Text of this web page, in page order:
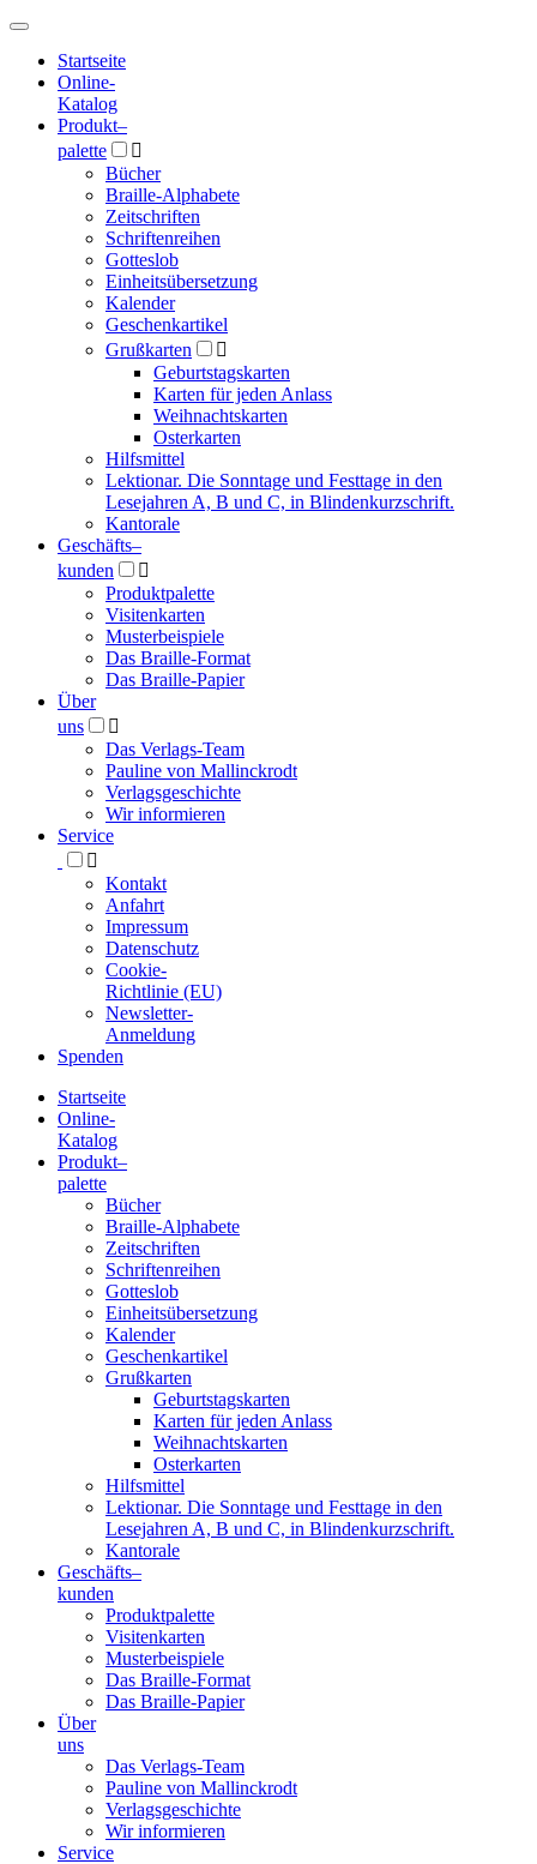
Hauptmenü
Hauptmenü
Startseite
Online-
Katalog
Produkt–
palette

Bücher
Braille-Alphabete
Zeitschriften
Schriftenreihen
Gotteslob
Einheitsübersetzung
Kalender
Geschenkartikel
Grußkarten

Geburtstagskarten
Karten für jeden Anlass
Weihnachtskarten
Osterkarten
Hilfsmittel
Lektionar. Die Sonntage und Festtage in den
Lesejahren A, B und C, in Blindenkurzschrift.
Kantorale
Geschäfts­–
kunden

Produktpalette
Visitenkarten
Musterbeispiele
Das Braille-Format
Das Braille-Papier
Über
uns

Das Verlags-Team
Pauline von Mallinckrodt
Verlagsgeschichte
Wir informieren
Service

Kontakt
Anfahrt
Impressum
Datenschutz
Cookie-
Richtlinie (EU)
Newsletter-
Anmeldung
Spenden
Blindenschrift-
Verlag
Druckerei
gGmbH
Startseite
Online-
Katalog
Produkt–
palette
Bücher
Braille-Alphabete
Zeitschriften
Schriftenreihen
Gotteslob
Einheitsübersetzung
Kalender
Geschenkartikel
Grußkarten
Geburtstagskarten
Karten für jeden Anlass
Weihnachtskarten
Osterkarten
Hilfsmittel
Lektionar. Die Sonntage und Festtage in den
Lesejahren A, B und C, in Blindenkurzschrift.
Kantorale
Geschäfts­–
kunden
Produktpalette
Visitenkarten
Musterbeispiele
Das Braille-Format
Das Braille-Papier
Über
uns
Das Verlags-Team
Pauline von Mallinckrodt
Verlagsgeschichte
Wir informieren
Service